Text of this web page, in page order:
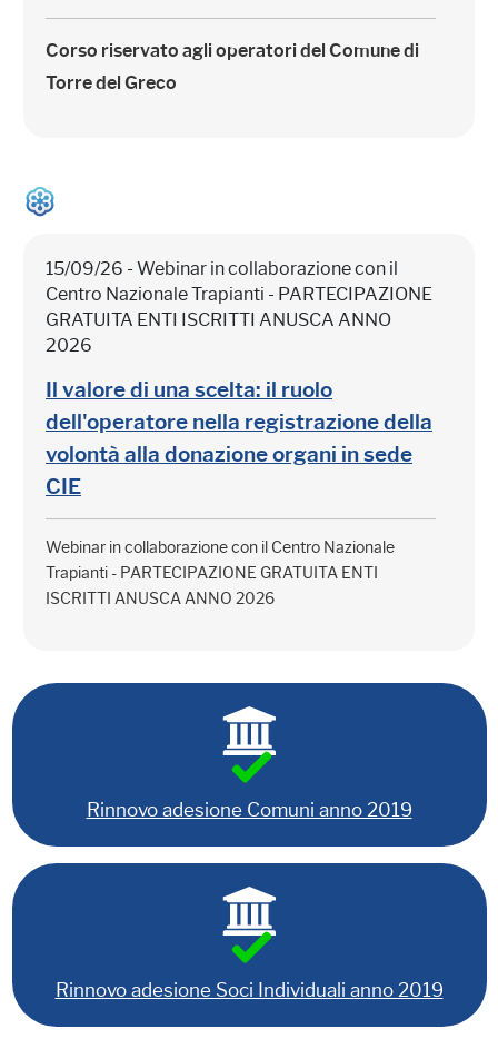
Corso riservato agli operatori del Comune di
Torre del Greco
15/09/26 - Webinar in collaborazione con il
Centro Nazionale Trapianti - PARTECIPAZIONE
GRATUITA ENTI ISCRITTI ANUSCA ANNO
2026
Il valore di una scelta: il ruolo
dell'operatore nella registrazione della
volontà alla donazione organi in sede
CIE
Webinar in collaborazione con il Centro Nazionale
Trapianti - PARTECIPAZIONE GRATUITA ENTI
ISCRITTI ANUSCA ANNO 2026
Rinnovo adesione Comuni anno 2019
Rinnovo adesione Soci Individuali anno 2019